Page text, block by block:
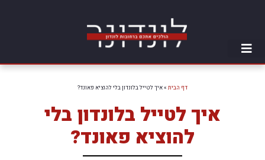
דף הבית »איך לטייל בלונדון בלי להוציא פאונד?
איך לטייל בלונדון בלי
להוציא פאונד?